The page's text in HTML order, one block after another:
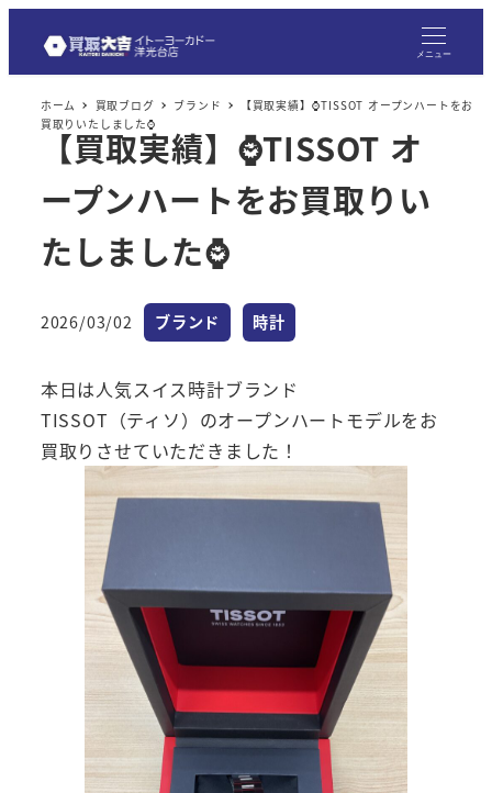
メニュー
ホーム 買取ブログ ブランド
【買取実績】⌚TISSOT オープンハートをお
買取りいたしました⌚
【買取実績】⌚TISSOT オ
ープンハートをお買取りい
たしました⌚
投稿日
2026/03/02 カテゴリー
ブランド カテゴリー
時計
本日は人気スイス時計ブランド
TISSOT（ティソ）のオープンハートモデルをお
買取りさせていただきました！